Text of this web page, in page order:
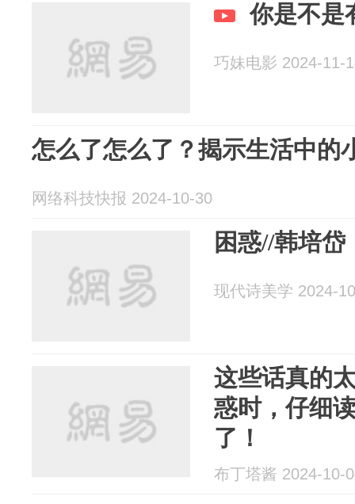
你是不是
巧妹电影 2024-11-
怎么了怎么了？揭示生活中的
网络科技快报 2024-10-30
困惑//韩培岱
现代诗美学 2024-
这些话真的
惑时，仔细
了！
布丁塔酱 2024-10-